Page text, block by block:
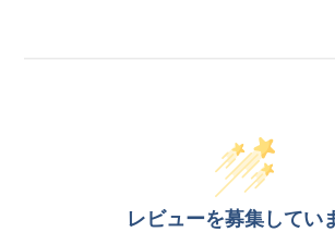
レビューを募集してい